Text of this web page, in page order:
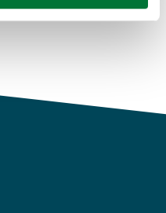
cómo se procesan sus
del sitio web con
publicidad y análisis